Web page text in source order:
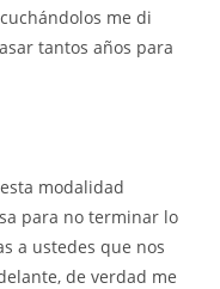
me di
tantos años para
modalidad
para no terminar lo
a ustedes que nos
de verdad me